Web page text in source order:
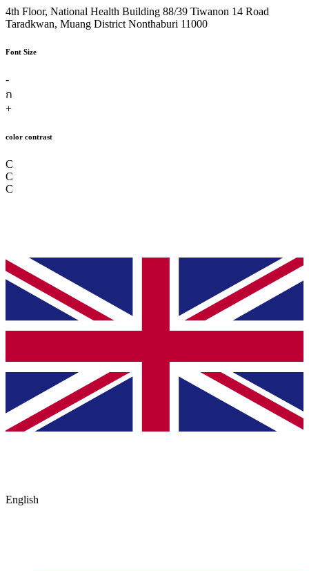
4th Floor, National Health Building 88/39 Tiwanon 14 Road
Taradkwan, Muang District Nonthaburi 11000
Font Size
-
ก
+
color contrast
C
C
C
English